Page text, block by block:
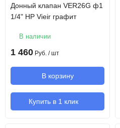
Донный клапан VER26G ф1
1/4" НР Vieir графит
В наличии
1 460 Руб. / шт
В корзину
Купить в 1 клик